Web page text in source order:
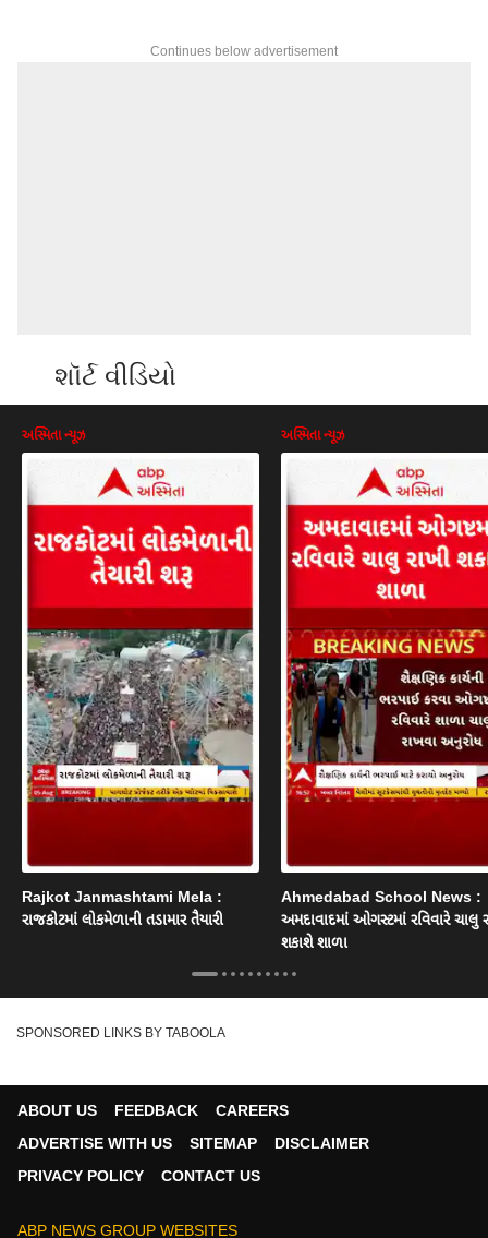
Continues below advertisement
શૉર્ટ વીડિયો
અસ્મિતા ન્યૂઝ
Rajkot Janmashtami Mela :
રાજકોટમાં લોકમેળાની તડામાર તૈયારી
અસ્મિતા ન્યૂઝ
Ahmedabad School News :
અમદાવાદમાં ઓગસ્ટમાં રવિવારે ચાલુ
શકાશે શાળા
SPONSORED LINKS BY TABOOLA
ABOUT US FEEDBACK
CAREERS
ADVERTISE WITH US
SITEMAP
DISCLAIMER
PRIVACY POLICY
CONTACT US
ABP NEWS GROUP WEBSITES